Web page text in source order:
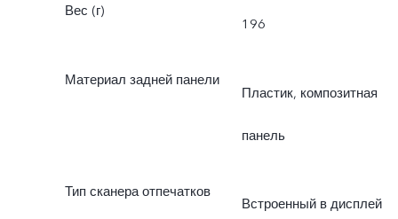
Вес (г)
196
Материал задней панели
Пластик, композитная
панель
Тип сканера отпечатков
Встроенный в дисплей